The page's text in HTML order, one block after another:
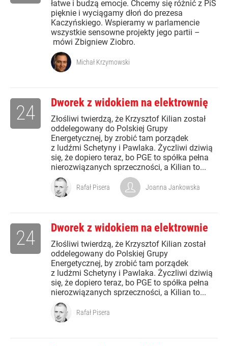
łatwe i budzą emocje. Chcemy się różnić z PiS
pięknie i wyciągamy dłoń do prezesa
Kaczyńskiego. Wspieramy w parlamencie
wszystkie sensowne projekty jego partii –
mówi Zbigniew Ziobro.
Michał Krzymowski
Dworek z widokiem na elektrownię
Złośliwi twierdzą, że Krzysztof Kilian został
oddelegowany do Polskiej Grupy
Energetycznej, by zrobić tam porządek
z ludźmi Schetyny i Pawlaka. Życzliwi dziwią
się, że dopiero teraz, bo PGE to spółka pełna
nierozwiązanych sprzeczności, a Kilian to...
24
Rafał Pisera Joanna Jankowska
Dworek z widokiem na elektrownie
Złośliwi twierdzą, że Krzysztof Kilian został
oddelegowany do Polskiej Grupy
Energetycznej, by zrobić tam porządek
z ludżmi Schetyny i Pawlaka. Życzliwi dziwią
się, że dopiero teraz, bo PGE to spółka pełna
nierozwiązanych sprzeczności, a Kilian to...
24
Rafał Pisera